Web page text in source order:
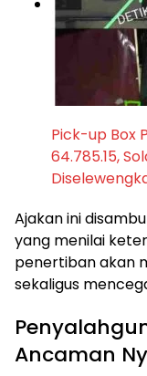
Pick-up Box
64.785.15,
Ajakan ini
yang menilai
penertiban akan
sekaligus
Ancaman